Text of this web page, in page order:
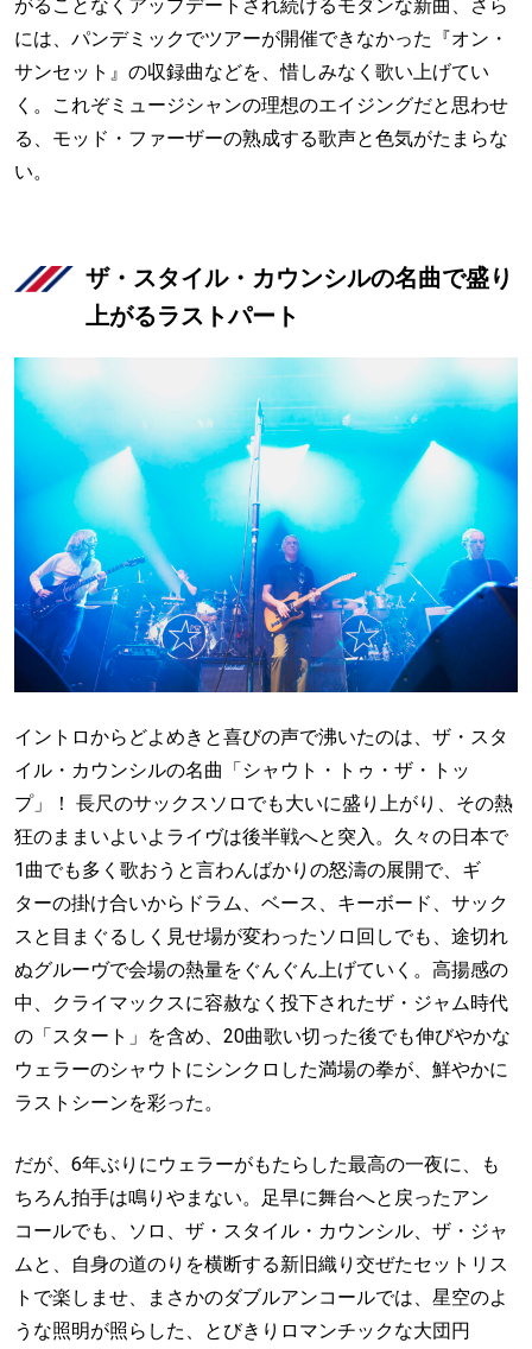
には、パンデミックでツアーが開催できなかった『オン・
サンセット』の収録曲などを、惜しみなく歌い上げてい
く。これぞミュージシャンの理想のエイジングだと思わせ
る、モッド・ファーザーの熟成する歌声と色気がたまらな
い。
ザ・スタイル・カウンシルの名曲で盛り
上がるラストパート
イントロからどよめきと喜びの声で沸いたのは、ザ・スタ
イル・カウンシルの名曲「シャウト・トゥ・ザ・トッ
プ」！ 長尺のサックスソロでも大いに盛り上がり、その熱
狂のままいよいよライヴは後半戦へと突入。久々の日本で
1曲でも多く歌おうと言わんばかりの怒濤の展開で、ギ
ターの掛け合いからドラム、ベース、キーボード、サック
スと目まぐるしく見せ場が変わったソロ回しでも、途切れ
ぬグルーヴで会場の熱量をぐんぐん上げていく。高揚感の
中、クライマックスに容赦なく投下されたザ・ジャム時代
の「スタート」を含め、20曲歌い切った後でも伸びやかな
ウェラーのシャウトにシンクロした満場の拳が、鮮やかに
ラストシーンを彩った。
だが、6年ぶりにウェラーがもたらした最高の一夜に、も
ちろん拍手は鳴りやまない。足早に舞台へと戻ったアン
コールでも、ソロ、ザ・スタイル・カウンシル、ザ・ジャ
ムと、自身の道のりを横断する新旧織り交ぜたセットリス
トで楽しませ、まさかのダブルアンコールでは、星空のよ
うな照明が照らした、とびきりロマンチックな大団円